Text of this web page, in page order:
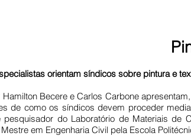
orientam síndicos sobre pintura e
Becere e Carlos Carbone
de como os síndicos devem proceder
do Laboratório de Materiais de
em Engenharia Civil pela Escola